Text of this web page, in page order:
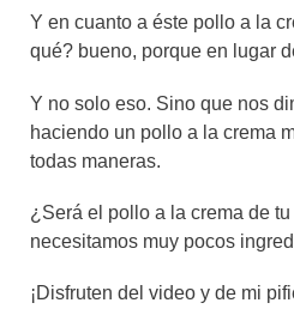
Y en cuanto a éste pollo a la
qué? bueno, porque en lugar
Y no solo eso. Sino que nos
haciendo un pollo a la crema
todas maneras.
¿Será el pollo a la crema de
necesitamos muy pocos
¡Disfruten del video y de mi